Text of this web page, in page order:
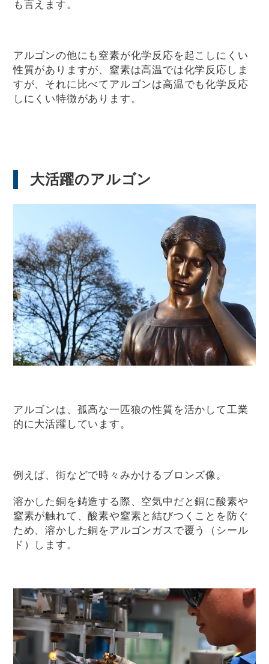
も言えます。
アルゴンの他にも窒素が化学反応を起こしにくい
性質がありますが、窒素は高温では化学反応しま
すが、それに比べてアルゴンは高温でも化学反応
しにくい特徴があります。
大活躍のアルゴン
アルゴンは、孤高な一匹狼の性質を活かして工業
的に大活躍しています。
例えば、街などで時々みかけるブロンズ像。
溶かした銅を鋳造する際、空気中だと銅に酸素や
窒素が触れて、酸素や窒素と結びつくことを防ぐ
ため、溶かした銅をアルゴンガスで覆う（シール
ド）します。